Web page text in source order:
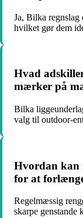
Ja, Bilka regnslag
hvilket gør dem
Hvad
mærker på
Bilka
valg til outdoor-
Hvordan kan
for at
Regelmæssig
skarpe